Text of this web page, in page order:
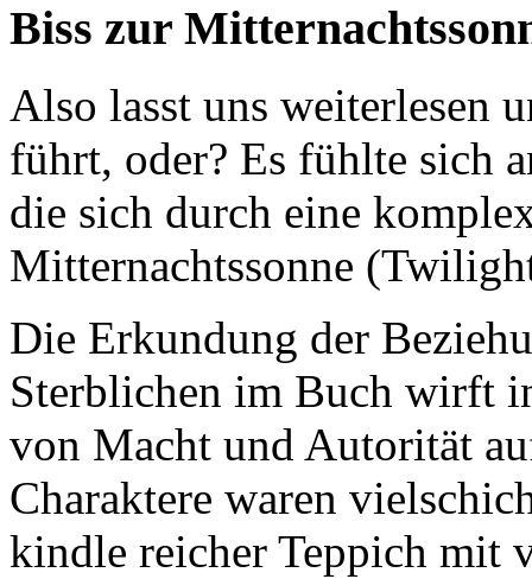
Biss zur
Also lasst uns weiterlesen
führt, oder? Es fühlte sich
die sich durch eine
Mitternachtssonne
Die Erkundung der
Sterblichen im Buch wirft
von Macht und Autorität
Charaktere waren
kindle reicher Teppich mit